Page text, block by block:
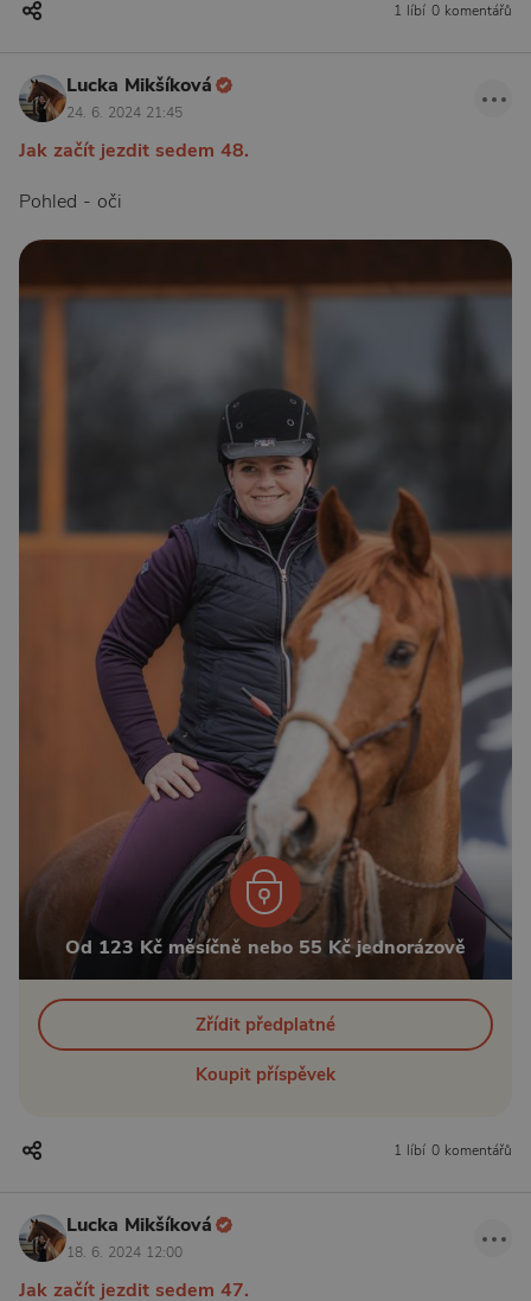
1 líbí 0 komentářů
Lucka Mikšíková
24. 6. 2024 21:45
Jak začít jezdit sedem 48.
Pohled - oči
Od 123 Kč měsíčně nebo 55 Kč jednorázově
Zřídit předplatné
Koupit příspěvek
1 líbí 0 komentářů
Lucka Mikšíková
18. 6. 2024 12:00
Jak začít jezdit sedem 47.